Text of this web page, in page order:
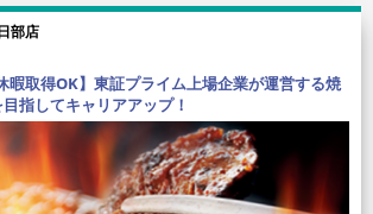
部店
暇取得OK】東証プライム上場企業が運営する焼
指してキャリアアップ！